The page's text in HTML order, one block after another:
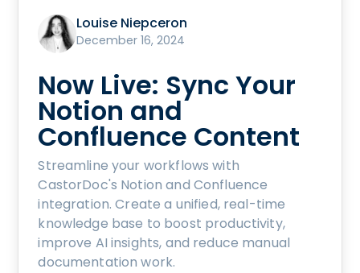
Louise Niepceron
December 16, 2024
Now Live: Sync Your
Notion and
Confluence Content
Streamline your workflows with
CastorDoc's Notion and Confluence
integration. Create a unified, real-time
knowledge base to boost productivity,
improve AI insights, and reduce manual
documentation work.